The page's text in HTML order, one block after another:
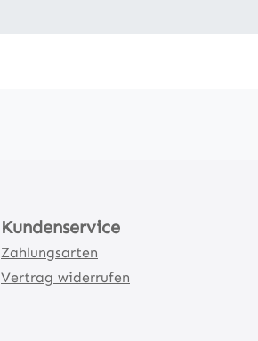
Kundenservice
Zahlungsarten
Vertrag widerrufen